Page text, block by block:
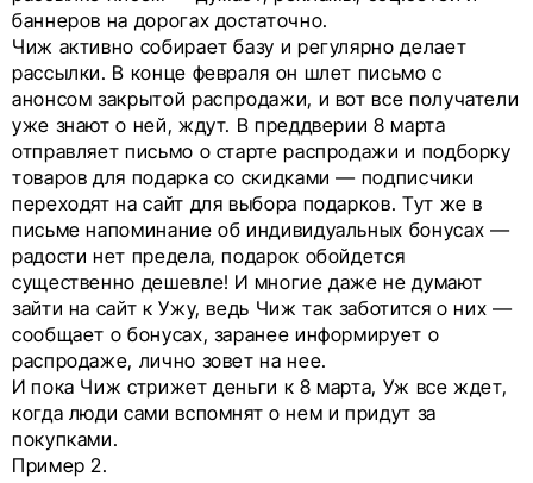
баннеров на дорогах достаточно.
Чиж активно собирает базу и регулярно делает
рассылки. В конце февраля он шлет письмо с
анонсом закрытой распродажи, и вот все получатели
уже знают о ней, ждут. В преддверии 8 марта
отправляет письмо о старте распродажи и подборку
товаров для подарка со скидками — подписчики
переходят на сайт для выбора подарков. Тут же в
письме напоминание об индивидуальных бонусах —
радости нет предела, подарок обойдется
существенно дешевле! И многие даже не думают
зайти на сайт к Ужу, ведь Чиж так заботится о них —
сообщает о бонусах, заранее информирует о
распродаже, лично зовет на нее.
И пока Чиж стрижет деньги к 8 марта, Уж все ждет,
когда люди сами вспомнят о нем и придут за
покупками.
Пример 2.